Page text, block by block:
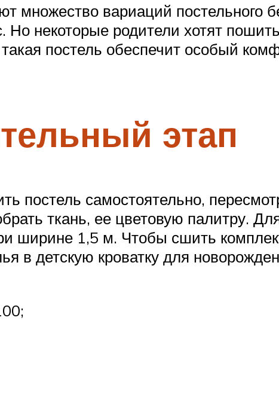
множество вариаций
Но некоторые родители хотят
постель обеспечит особый
этап
постель самостоятельно,
ткань, ее цветовую палитру.
ширине 1,5 м. Чтобы сшить
в детскую кроватку для